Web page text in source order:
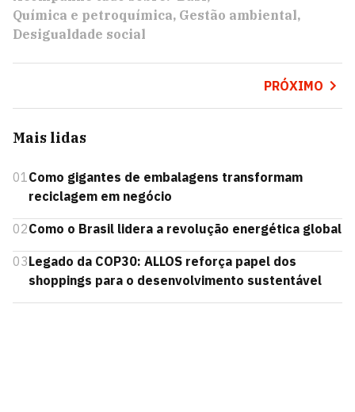
Química e petroquímica Gestão ambiental
Desigualdade social
PRÓXIMO
Mais lidas
01 Como gigantes de embalagens transformam
reciclagem em negócio
02Como o Brasil lidera a revolução energética global
03Legado da COP30: ALLOS reforça papel dos
shoppings para o desenvolvimento sustentável